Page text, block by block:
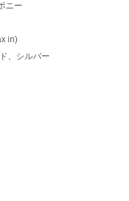
ニー
in)
、シルバー